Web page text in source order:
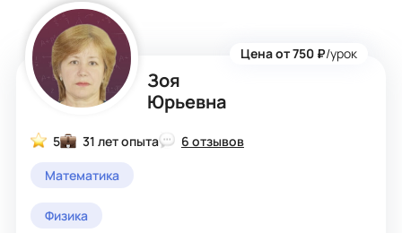
Зоя
Юрьевна
Цена от 750 ₽/урок
5 31 лет опыта
6 отзывов
Математика
Физика